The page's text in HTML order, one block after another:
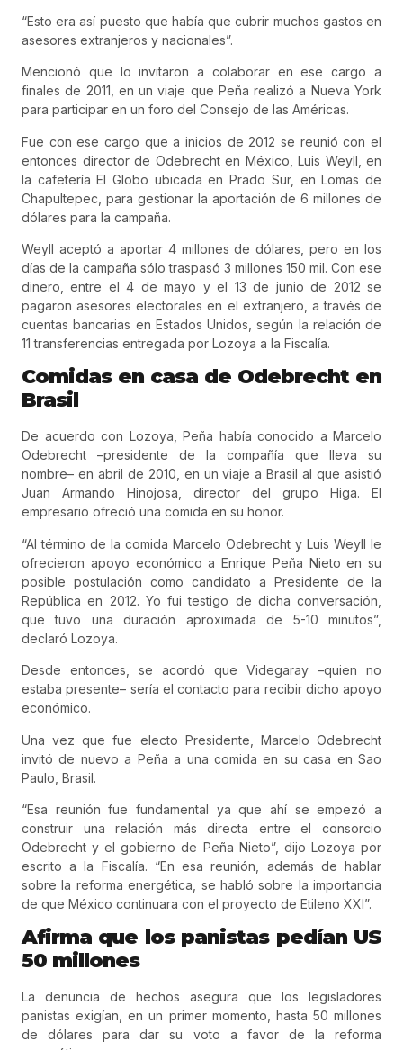
“Esto era así puesto que había que cubrir muchos gastos en
asesores extranjeros y nacionales”.
Mencionó que lo invitaron a colaborar en ese cargo a
finales de 2011, en un viaje que Peña realizó a Nueva York
para participar en un foro del Consejo de las Américas.
Fue con ese cargo que a inicios de 2012 se reunió con el
entonces director de Odebrecht en México, Luis Weyll, en
la cafetería El Globo ubicada en Prado Sur, en Lomas de
Chapultepec, para gestionar la aportación de 6 millones de
dólares para la campaña.
Weyll aceptó a aportar 4 millones de dólares, pero en los
días de la campaña sólo traspasó 3 millones 150 mil. Con ese
dinero, entre el 4 de mayo y el 13 de junio de 2012 se
pagaron asesores electorales en el extranjero, a través de
cuentas bancarias en Estados Unidos, según la relación de
11 transferencias entregada por Lozoya a la Fiscalía.
Comidas en casa de Odebrecht en
Brasil
De acuerdo con Lozoya, Peña había conocido a Marcelo
Odebrecht –presidente de la compañía que lleva su
nombre– en abril de 2010, en un viaje a Brasil al que asistió
Juan Armando Hinojosa, director del grupo Higa. El
empresario ofreció una comida en su honor.
“Al término de la comida Marcelo Odebrecht y Luis Weyll le
ofrecieron apoyo económico a Enrique Peña Nieto en su
posible postulación como candidato a Presidente de la
República en 2012. Yo fui testigo de dicha conversación,
que tuvo una duración aproximada de 5-10 minutos”,
declaró Lozoya.
Desde entonces, se acordó que Videgaray –quien no
estaba presente– sería el contacto para recibir dicho apoyo
económico.
Una vez que fue electo Presidente, Marcelo Odebrecht
invitó de nuevo a Peña a una comida en su casa en Sao
Paulo, Brasil.
“Esa reunión fue fundamental ya que ahí se empezó a
construir una relación más directa entre el consorcio
Odebrecht y el gobierno de Peña Nieto”, dijo Lozoya por
escrito a la Fiscalía. “En esa reunión, además de hablar
sobre la reforma energética, se habló sobre la importancia
de que México continuara con el proyecto de Etileno XXI”.
Afirma que los panistas pedían US
50 millones
La denuncia de hechos asegura que los legisladores
panistas exigían, en un primer momento, hasta 50 millones
de dólares para dar su voto a favor de la reforma